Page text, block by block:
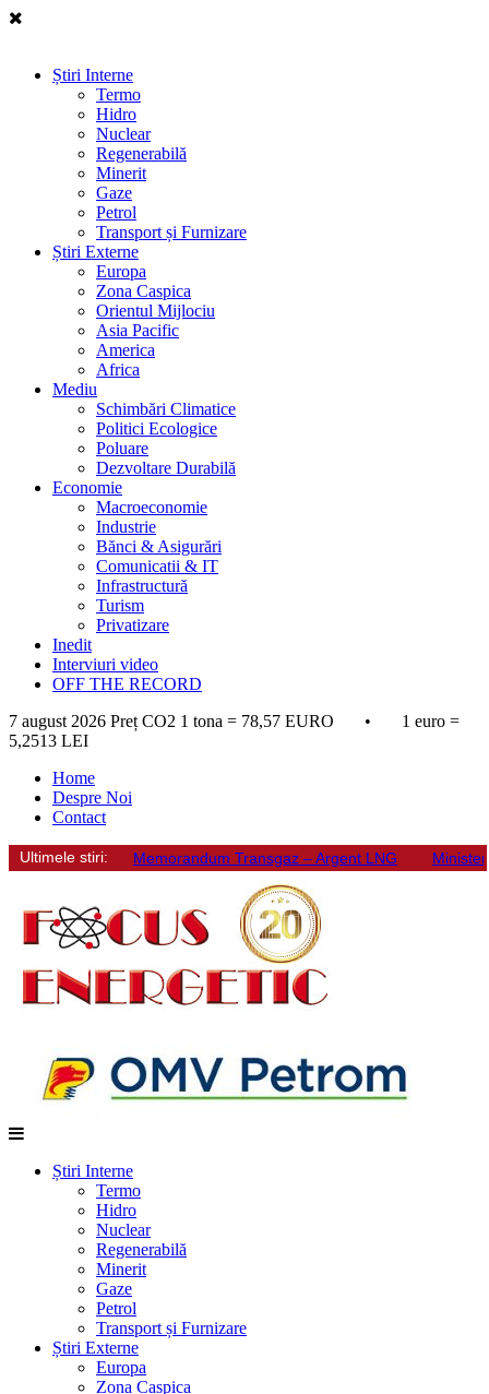
Știri Interne
Termo
Hidro
Nuclear
Regenerabilă
Minerit
Gaze
Petrol
Transport și Furnizare
Știri Externe
Europa
Zona Caspica
Orientul Mijlociu
Asia Pacific
America
Africa
Mediu
Schimbări Climatice
Politici Ecologice
Poluare
Dezvoltare Durabilă
Economie
Macroeconomie
Industrie
Bănci & Asigurări
Comunicatii & IT
Infrastructură
Turism
Privatizare
Inedit
Interviuri video
OFF THE RECORD
7 august 2026 Preț CO2 1 tona = 78,57 EURO • 1 euro =
5,2513 LEI
Home
Despre Noi
Contact
Ultimele stiri: Memorandum Transgaz – Argent LNG
Știri Interne
Termo
Hidro
Nuclear
Regenerabilă
Minerit
Gaze
Petrol
Transport și Furnizare
Știri Externe
Europa
Zona Caspica